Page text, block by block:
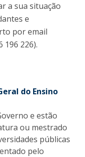
a sua situação
e
por email
196 226).
do Ensino
e estão
ou mestrado
públicas
pelo